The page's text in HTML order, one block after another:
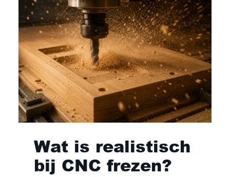
Wat is realistisch
bij CNC frezen?